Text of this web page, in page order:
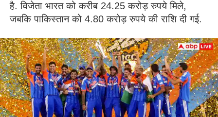
है. विजेता भारत को करीब 24.25 करोड़ रुपये मिले,
जबकि पाकिस्तान को 4.80 करोड़ रुपये की राशि दी गई.